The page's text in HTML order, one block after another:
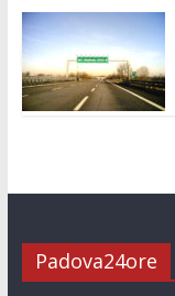
Padova24ore